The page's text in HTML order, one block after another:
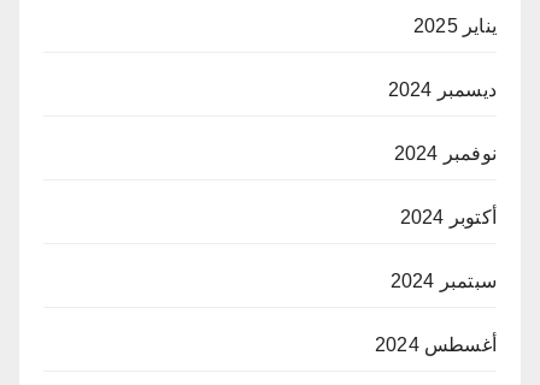
يناير 2025
ديسمبر 2024
نوفمبر 2024
أكتوبر 2024
سبتمبر 2024
أغسطس 2024